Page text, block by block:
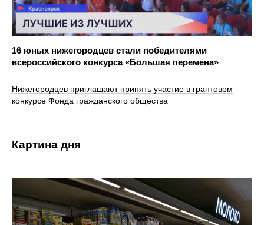
16 юных нижегородцев стали победителями
всероссийского конкурса «Большая перемена»
Нижегородцев приглашают принять участие в грантовом
конкурсе Фонда гражданского общества
Картина дня